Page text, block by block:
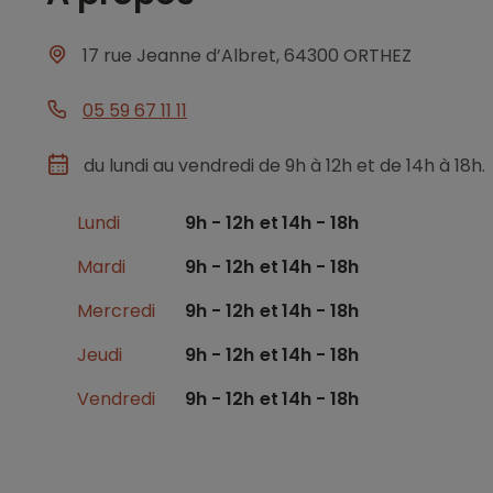
17 rue Jeanne d’Albret, 64300 ORTHEZ
05 59 67 11 11
du lundi au vendredi de 9h à 12h et de 14h à 18h.
Lundi 9h - 12h
14h - 18h
Mardi
9h - 12h
14h - 18h
Mercredi
9h - 12h
14h - 18h
Jeudi
9h - 12h
14h - 18h
Vendredi
9h - 12h 14h - 18h